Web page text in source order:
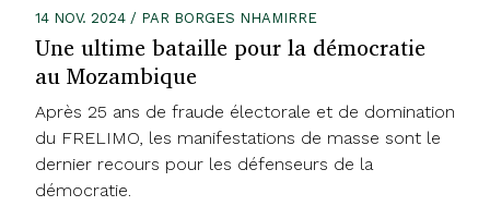
14 NOV. 2024 / PAR BORGES NHAMIRRE
Une ultime bataille pour la démocratie
au Mozambique
Après 25 ans de fraude électorale et de domination
du FRELIMO, les manifestations de masse sont le
dernier recours pour les défenseurs de la
démocratie.